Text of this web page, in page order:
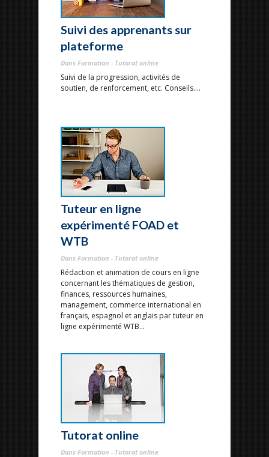
Suivi des apprenants sur
plateforme
Dans Formation - Tutorat online
Suivi de la progression, activités de
soutien, de renforcement, etc. Conseils....
Tuteur en ligne
expérimenté FOAD et
WTB
Dans Formation - Tutorat online
Rédaction et animation de cours en ligne
concernant les thématiques de gestion,
finances, ressources humaines,
management, commerce international en
français, espagnol et anglais par tuteur en
ligne expérimenté WTB...
Tutorat online
Dans Formation - Tutorat online